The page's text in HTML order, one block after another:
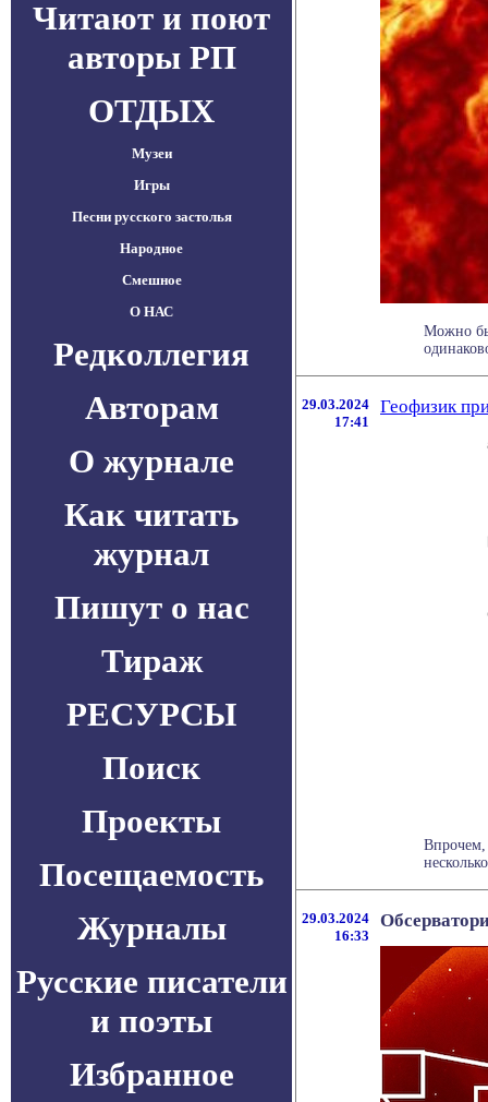
Читают и поют
авторы РП
ОТДЫХ
Музеи
Игры
Песни русского застолья
Народное
Смешное
О НАС
Редколлегия
Авторам
О журнале
Как читать
журнал
Пишут о нас
Тираж
РЕСУРСЫ
Поиск
Проекты
Посещаемость
Журналы
Русские писатели
и поэты
Избранное
Можно
29.03.2024
17:41
Геофизик
Впрочем,
29.03.2024
16:33